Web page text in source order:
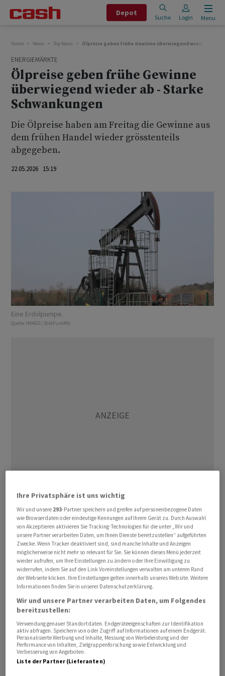
Depot
Suche Login Menu
Home News Top News Ölpreise geben frühe Gewinne überwiegend wieder ab -
ENERGIEMÄRKTE
Ölpreise geben frühe Gewinne
überwiegend wieder ab - Starke
Schwankungen
Die Ölpreise haben am Freitag die Gewinne aus
dem frühen Handel wieder grösstenteils
abgegeben.
22.05.2026 15:19
Eine Erdölpumpe.
Quelle: IMAGO / BildFunkMV
Der Preis für ein Barrel (159 Liter) der globalen
ReferenzsorteBrentzur Lieferung im Juli legte zuletzt
nur noch um fast ein Prozent auf 103,36 US-
Dollar. Zuvor war die Notierung zeitweise bis auf ein
Tageshoch bei 106,68 Dollar gestiegen, bevor eine
Gegenbewegung einsetzte.
Hintergrund der zum Teil kräftigen Preisschwankungen
am Ölmarkt im Verlauf der Handelswoche sind
Bemühungen für ein Ende des Iran-Kriegs und einer
damit verbundenen Öffnung der für den Ölhandel
wichtigen Strasse von Hormus.
Ihre Privatsphäre ist uns wichtig
Wir und unsere 293-Partner speichern und greifen auf personenbezogene Daten
wie Browserdaten oder eindeutige Kennungen auf Ihrem Gerät zu. Durch Auswahl
von Akzeptieren aktivieren Sie Tracking-Technologien für die unter „Wir und
unsere Partner verarbeiten Daten, um Ihnen Dienste bereitzustellen“ aufgeführten
Zwecke. Wenn Tracker deaktiviert sind, sind manche Inhalte und Anzeigen
möglicherweise nicht mehr so relevant für Sie. Sie können dieses Menü jederzeit
wieder aufrufen, um Ihre Einstellungen zu ändern oder Ihre Einwilligung zu
widerrufen, indem Sie auf den Link Voreinstellungen verwalten am unteren Rand
der Webseite klicken. Ihre Einstellungen gelten innerhalb unseres Website. Weitere
Informationen finden Sie in unserer Datenschutzerklärung.
Wir und unsere Partner verarbeiten Daten, um Folgendes
bereitzustellen:
Verwendung genauer Standortdaten. Endgeräteeigenschaften zur Identifikation
aktiv abfragen. Speichern von oder Zugriff auf Informationen auf einem Endgerät.
Personalisierte Werbung und Inhalte, Messung von Werbeleistung und der
Performance von Inhalten, Zielgruppenforschung sowie Entwicklung und
Verbesserung von Angeboten.
Liste der Partner (Lieferanten)